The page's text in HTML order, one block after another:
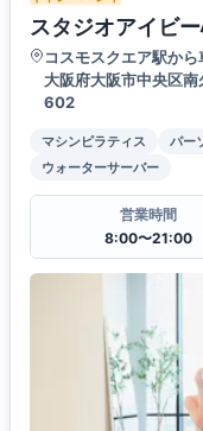
スタジオアイビ
コスモスクエア駅か
大阪府大阪市中央区
602
マシンピラティス パー
ウォーターサーバー
営業時間
8:00〜21:00